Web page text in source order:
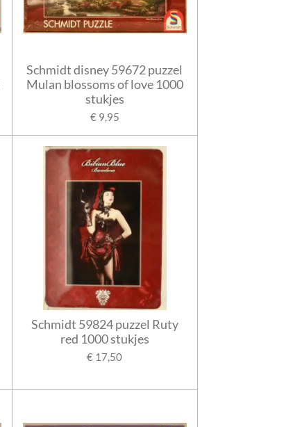
Schmidt disney 59672 puzzel
Mulan blossoms of love 1000
stukjes
€ 9,95
Schmidt 59824 puzzel Ruty
red 1000 stukjes
€ 17,50